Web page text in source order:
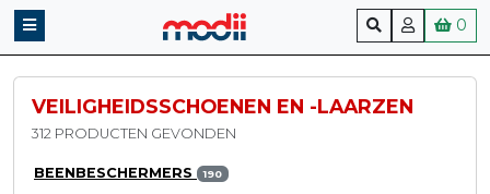
0
VEILIGHEIDSSCHOENEN EN -LAARZEN
312 PRODUCTEN GEVONDEN
BEENBESCHERMERS 190